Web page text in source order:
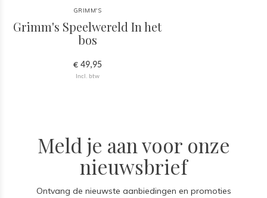
GRIMM'S
Grimm's Speelwereld In het
bos
€ 49,95
Incl. btw
Meld je aan voor onze
nieuwsbrief
Ontvang de nieuwste aanbiedingen en promoties